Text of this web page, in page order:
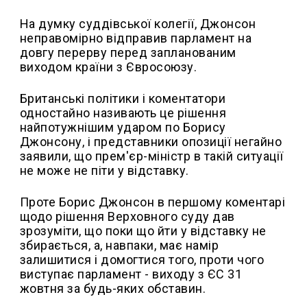
На думку суддівської колегії, Джонсон
неправомірно відправив парламент на
довгу перерву перед запланованим
виходом країни з Євросоюзу.
Британські політики і коментатори
одностайно називають це рішення
найпотужнішим ударом по Борису
Джонсону, і представники опозиції негайно
заявили, що прем'єр-міністр в такій ситуації
не може не піти у відставку.
Проте Борис Джонсон в першому коментарі
щодо рішення Верховного суду дав
зрозуміти, що поки що йти у відставку не
збирається, а, навпаки, має намір
залишитися і домогтися того, проти чого
виступає парламент - виходу з ЄС 31
жовтня за будь-яких обставин.